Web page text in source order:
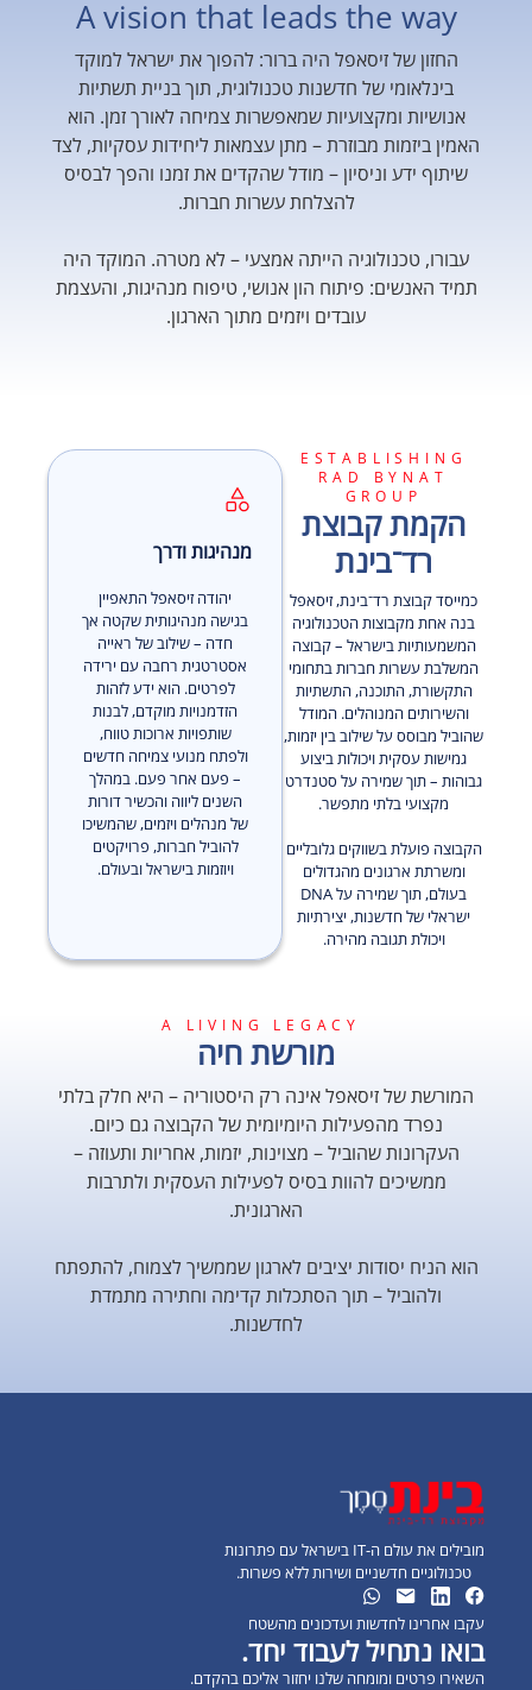
A vision that leads the way
החזון של זיסאפל היה ברור: להפוך את ישראל למוקד
בינלאומי של חדשנות טכנולוגית, תוך בניית תשתיות
אנושיות ומקצועיות שמאפשרות צמיחה לאורך זמן. הוא
האמין ביזמות מבוזרת – מתן עצמאות ליחידות עסקיות, לצד
שיתוף ידע וניסיון – מודל שהקדים את זמנו והפך לבסיס
להצלחת עשרות חברות.
עבורו, טכנולוגיה הייתה אמצעי – לא מטרה. המוקד היה
תמיד האנשים: פיתוח הון אנושי, טיפוח מנהיגות, והעצמת
עובדים ויזמים מתוך הארגון.
מנהיגות ודרך
יהודה זיסאפל התאפיין
בגישה מנהיגותית שקטה אך
חדה – שילוב של ראייה
אסטרטגית רחבה עם ירידה
לפרטים. הוא ידע לזהות
הזדמנויות מוקדם, לבנות
שותפויות ארוכות טווח,
ולפתח מנועי צמיחה חדשים
– פעם אחר פעם. במהלך
השנים ליווה והכשיר דורות
של מנהלים ויזמים, שהמשיכו
להוביל חברות, פרויקטים
ויוזמות בישראל ובעולם.
ESTABLISHING
RAD BYNAT
GROUP
הקמת קבוצת
רד־בינת
כמייסד קבוצת רד־בינת, זיסאפל
בנה אחת מקבוצות הטכנולוגיה
המשמעותיות בישראל – קבוצה
המשלבת עשרות חברות בתחומי
התקשורת, התוכנה, התשתיות
והשירותים המנוהלים. המודל
שהוביל מבוסס על שילוב בין יזמות,
גמישות עסקית ויכולות ביצוע
גבוהות – תוך שמירה על סטנדרט
מקצועי בלתי מתפשר.
הקבוצה פועלת בשווקים גלובליים
ומשרתת ארגונים מהגדולים
בעולם, תוך שמירה על DNA
ישראלי של חדשנות, יצירתיות
ויכולת תגובה מהירה.
מורשת חיה
המורשת של זיסאפל אינה רק היסטוריה – היא חלק בלתי
נפרד מהפעילות היומיומית של הקבוצה גם כיום.
העקרונות שהוביל – מצוינות, יזמות, אחריות ותעוזה –
ממשיכים להוות בסיס לפעילות העסקית ולתרבות
הארגונית.
הוא הניח יסודות יציבים לארגון שממשיך לצמוח, להתפתח
ולהוביל – תוך הסתכלות קדימה וחתירה מתמדת
לחדשנות.
מובילים את עולם ה-IT בישראל עם פתרונות
טכנולוגיים חדשניים ושירות ללא פשרות.
עקבו אחרינו לחדשות ועדכונים מהשטח
בואו נתחיל לעבוד יחד.
השאירו פרטים ומומחה שלנו יחזור אליכם בהקדם.